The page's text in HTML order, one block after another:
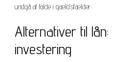
undgå at falde i gældsfælder.
Alternativer til
investering